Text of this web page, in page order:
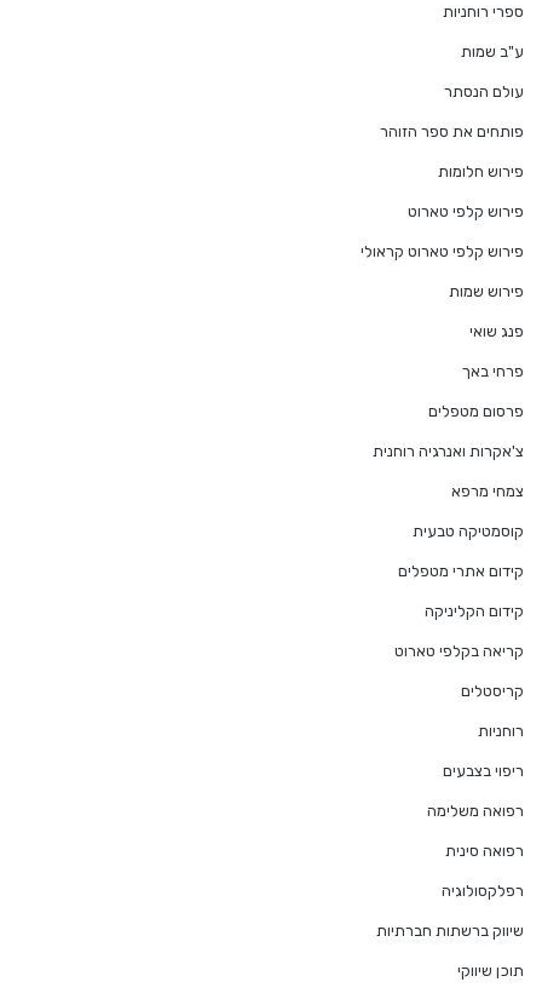
ספרי רוחניות
ע"ב שמות
עולם הנסתר
פותחים את ספר הזוהר
פירוש חלומות
פירוש קלפי טארוט
פירוש קלפי טארוט קראולי
פירוש שמות
פנג שואי
פרחי באך
פרסום מטפלים
צ'אקרות ואנרגיה רוחנית
צמחי מרפא
קוסמטיקה טבעית
קידום אתרי מטפלים
קידום הקליניקה
קריאה בקלפי טארוט
קריסטלים
רוחניות
ריפוי בצבעים
רפואה משלימה
רפואה סינית
רפלקסולוגיה
שיווק ברשתות חברתיות
תוכן שיווקי